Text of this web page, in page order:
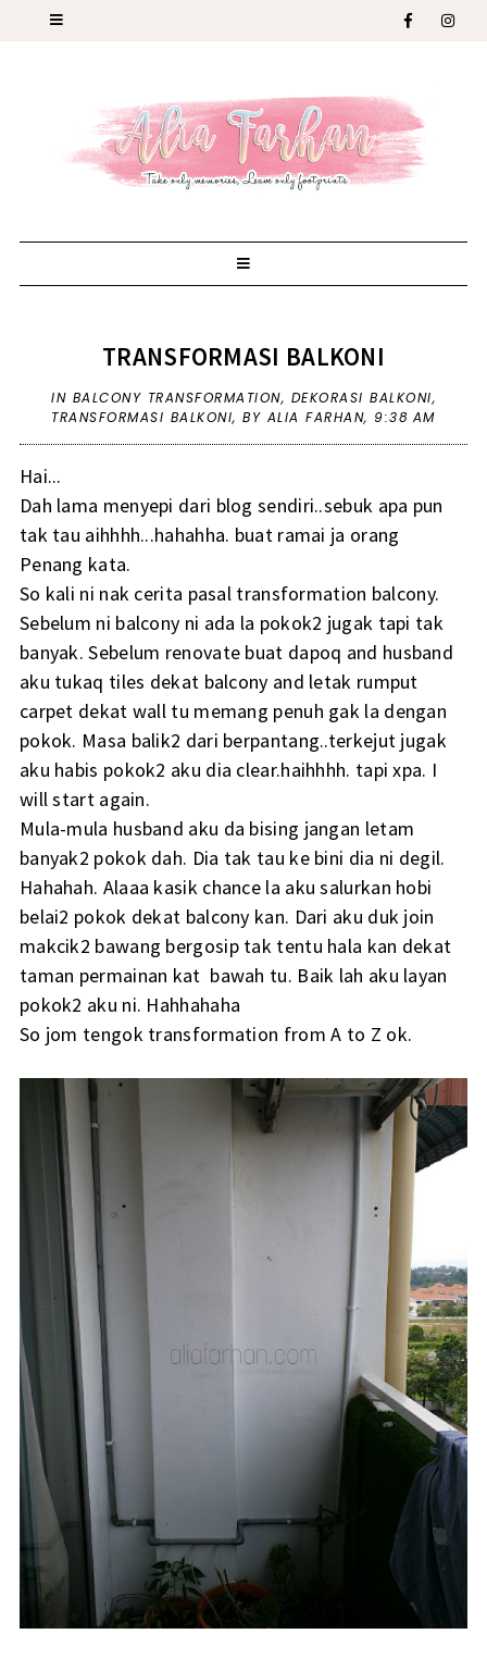
TRANSFORMASI BALKONI
IN BALCONY TRANSFORMATION, DEKORASI BALKONI,
TRANSFORMASI BALKONI,BY ALIA FARHAN, 9:38 AM
Hai...
Dah lama menyepi dari blog sendiri..sebuk apa pun
tak tau aihhhh...hahahha. buat ramai ja orang
Penang kata.
So kali ni nak cerita pasal transformation balcony.
Sebelum ni balcony ni ada la pokok2 jugak tapi tak
banyak. Sebelum renovate buat dapoq and husband
aku tukaq tiles dekat balcony and letak rumput
carpet dekat wall tu memang penuh gak la dengan
pokok. Masa balik2 dari berpantang..terkejut jugak
aku habis pokok2 aku dia clear.haihhhh. tapi xpa. I
will start again.
Mula-mula husband aku da bising jangan letam
banyak2 pokok dah. Dia tak tau ke bini dia ni degil.
Hahahah. Alaaa kasik chance la aku salurkan hobi
belai2 pokok dekat balcony kan. Dari aku duk join
makcik2 bawang bergosip tak tentu hala kan dekat
taman permainan kat bawah tu. Baik lah aku layan
pokok2 aku ni. Hahhahaha
So jom tengok transformation from A to Z ok.